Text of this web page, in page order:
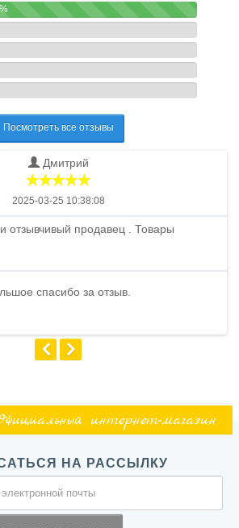
Посмотреть все отзывы
Дмитрий
2025-03-25 10:38:08
отзывчивый продавец . Товары
спасибо за отзыв.
интернет-магазин
НА РАССЫЛКУ